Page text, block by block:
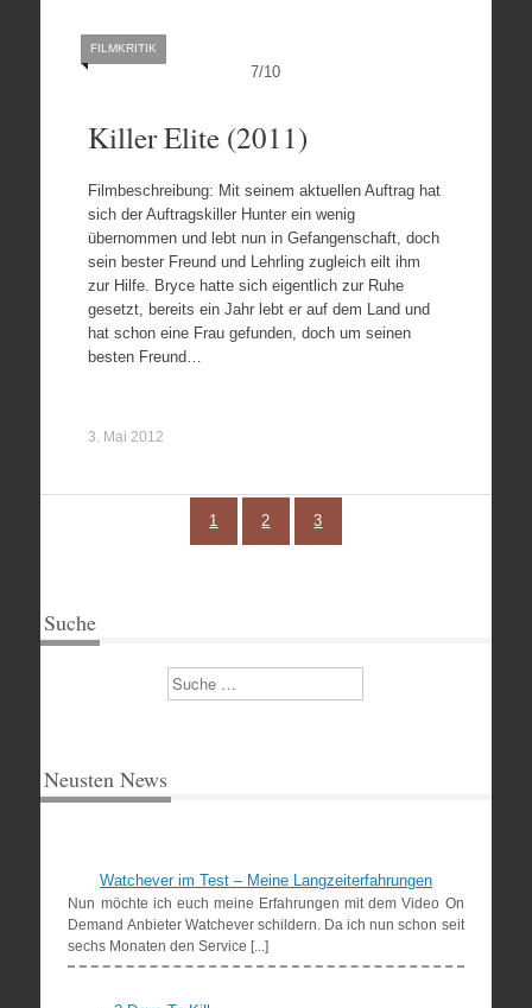
7/10
FILMKRITIK
Killer Elite (2011)
Filmbeschreibung: Mit seinem aktuellen Auftrag hat
sich der Auftragskiller Hunter ein wenig
übernommen und lebt nun in Gefangenschaft, doch
sein bester Freund und Lehrling zugleich eilt ihm
zur Hilfe. Bryce hatte sich eigentlich zur Ruhe
gesetzt, bereits ein Jahr lebt er auf dem Land und
hat schon eine Frau gefunden, doch um seinen
besten Freund…
3. Mai 2012
1 2 3
Suche
Suchen
Neusten News
Watchever im Test – Meine Langzeiterfahrungen
Nun möchte ich euch meine Erfahrungen mit dem Video On
Demand Anbieter Watchever schildern. Da ich nun schon seit
sechs Monaten den Service [...]